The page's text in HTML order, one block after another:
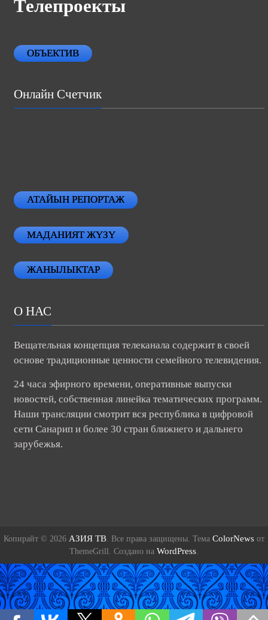
Телепроекты
ОБЪЕКТИВ
Онлайн Счетчик
АТАЙЫН РЕПОРТАЖ
МАДАНИЯТ ЖҮЗҮ
ЖАНЫЛЫКТАР
О НАС
Вещательная концепция телеканала содержит в своей
основе традиционные ценности семейного телевидения.
24 часа эфирного времени, оперативные выпуски
новостей, собственная линейка тематических программ.
Наши трансляции смотрит вся республика в цифровой
сети Санарип и более 30 стран ближнего и дальнего
зарубежья.
Копирайт © 2026 АЗИЯ ТВ . Все права защищены. Тема ColorNews от
ThemeGrill. Создано на WordPress